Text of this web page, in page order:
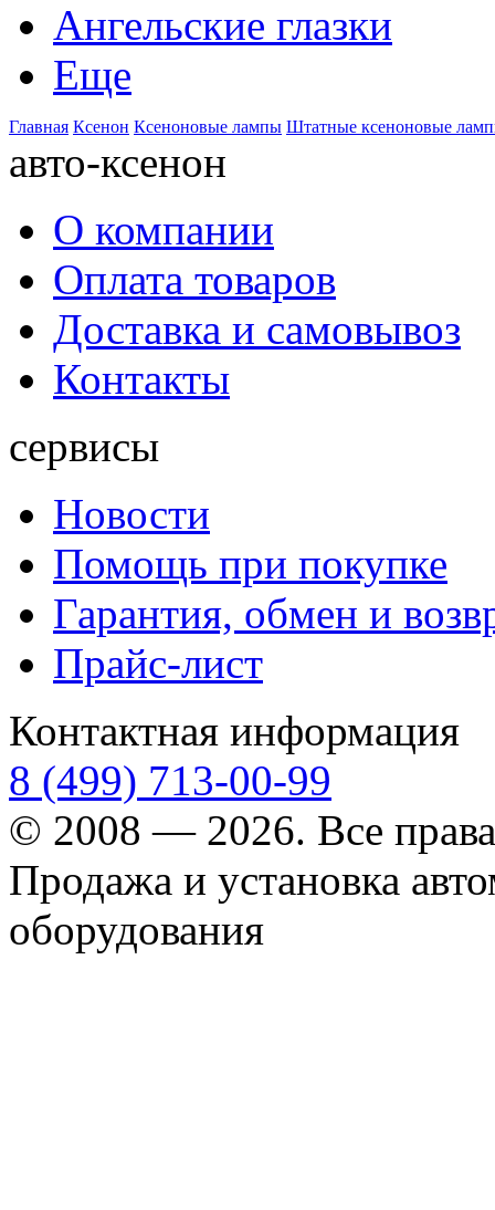
Ангельские глазки
Еще
Главная Ксенон Ксеноновые лампы Штатные ксеноновые
авто-ксенон
О компании
Оплата товаров
Доставка и самовывоз
Контакты
сервисы
Новости
Помощь при покупке
Гарантия, обмен и
Прайс-лист
Контактная информация
8 (499) 713-00-99
© 2008 — 2026. Все
Продажа и установка
оборудования